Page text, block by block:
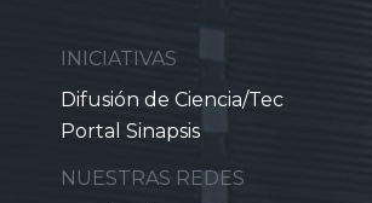
INICIATIVAS
Difusión de Ciencia/Tec
Portal Sinapsis
NUESTRAS REDES